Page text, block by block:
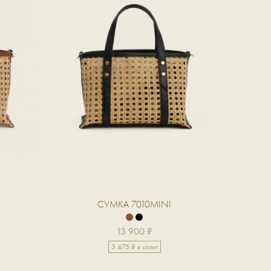
СУМКА 7010MINI
13 900 ₽
3 475 ₽ в сплит